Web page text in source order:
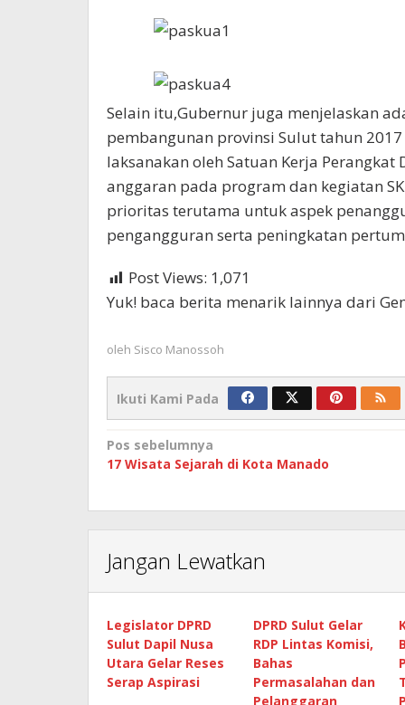
Selain itu,Gubernur juga menjelaskan
pembangunan provinsi Sulut tahun
laksanakan oleh Satuan Kerja Perangkat
anggaran pada program dan kegiatan
prioritas terutama untuk aspek
pengangguran serta peningkatan
Post Views: 1,071
Yuk! baca berita menarik lainnya dari
oleh Sisco Manossoh
Ikuti Kami Pada
Navigasi
pos
Pos sebelumnya
17 Wisata Sejarah di Kota Manado
Jangan Lewatkan
Legislator DPRD
Sulut Dapil Nusa
Utara Gelar Reses
Serap Aspirasi
DPRD Sulut Gelar
RDP Lintas Komisi,
Bahas
Permasalahan dan
Pelanggaran